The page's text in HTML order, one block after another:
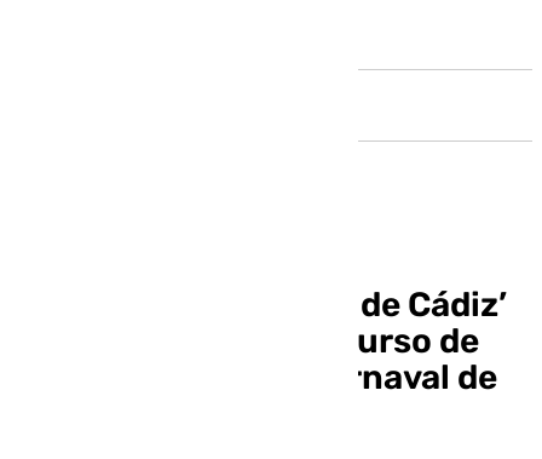
El coro ‘Las entrañas de Cádiz’
abre la Final del Concurso de
Agrupaciones del Carnaval de